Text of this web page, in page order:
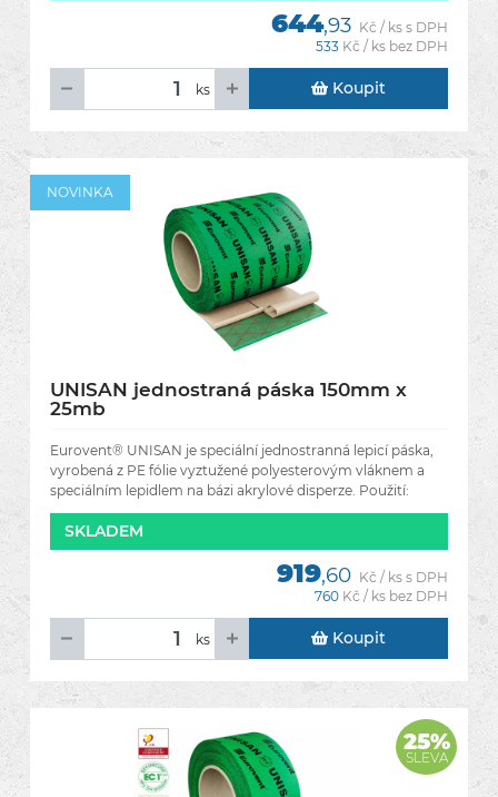
644,93 Kč / ks s DPH
533 Kč / ks bez DPH
ks Koupit
NOVINKA
UNISAN jednostraná páska 150mm x
25mb
Eurovent® UNISAN je speciální jednostranná lepicí páska,
vyrobená z PE fólie vyztužené polyesterovým vláknem a
speciálním lepidlem na bázi akrylové disperze. Použití:
široký
SKLADEM
919,60 Kč / ks s DPH
760 Kč / ks bez DPH
ks Koupit
25%
SLEVA